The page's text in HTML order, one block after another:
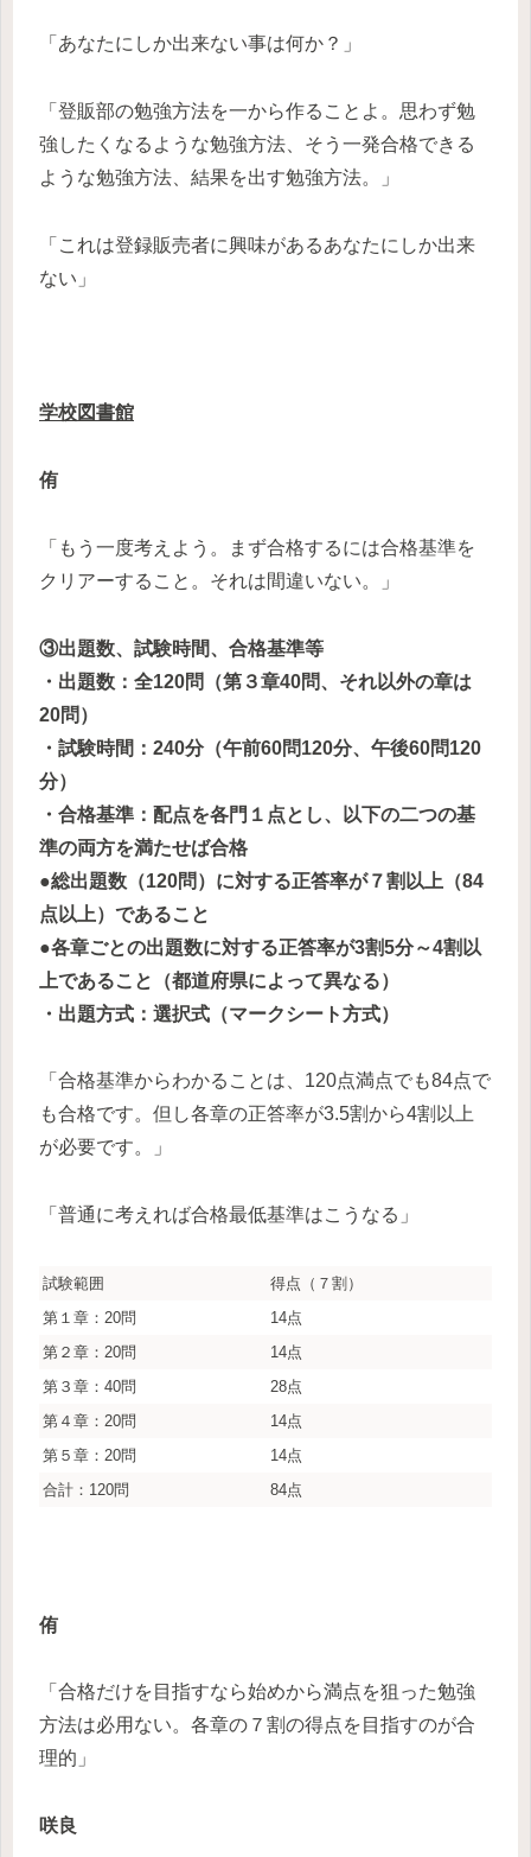
「あなたにしか出来ない事は何か？」
「登販部の勉強方法を一から作ることよ。思わず勉
強したくなるような勉強方法、そう一発合格できる
ような勉強方法、結果を出す勉強方法。」
「これは登録販売者に興味があるあなたにしか出来
ない」
学校図書館
侑
「もう一度考えよう。まず合格するには合格基準を
クリアーすること。それは間違いない。」
③出題数、試験時間、合格基準等
・出題数：全120問（第３章40問、それ以外の章は
20問）
・試験時間：240分（午前60問120分、午後60問120
分）
・合格基準：配点を各門１点とし、以下の二つの基
準の両方を満たせば合格
●総出題数（120問）に対する正答率が７割以上（84
点以上）であること
●各章ごとの出題数に対する正答率が3割5分～4割以
上であること（都道府県によって異なる）
・出題方式：選択式（マークシート方式）
「合格基準からわかることは、120点満点でも84点で
も合格です。但し各章の正答率が3.5割から4割以上
が必要です。」
「普通に考えれば合格最低基準はこうなる」
試験範囲
得点（７割）
第１章：20問
14点
第２章：20問
14点
第３章：40問
28点
第４章：20問
14点
第５章：20問
14点
合計：120問
84点
侑
「合格だけを目指すなら始めから満点を狙った勉強
方法は必用ない。各章の７割の得点を目指すのが合
理的」
咲良